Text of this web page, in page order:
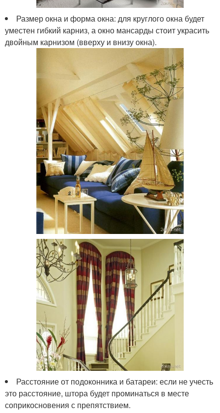
Размер окна и форма окна: для круглого окна будет
уместен гибкий карниз, а окно мансарды стоит украсить
двойным карнизом (вверху и внизу окна).
Расстояние от подоконника и батареи: если не учесть
это расстояние, штора будет проминаться в месте
соприкосновения с препятствием.